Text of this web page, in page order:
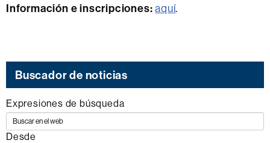
Información e inscripciones:aquí.
Buscador de noticias
Expresiones de búsqueda
Desde